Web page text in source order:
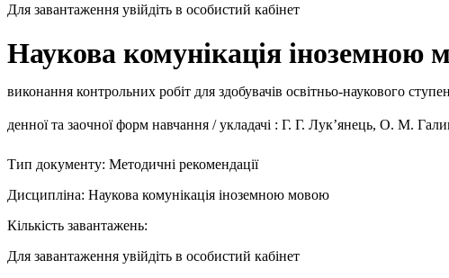
Для завантаження увійдіть в особистий кабінет
Наукова комунікація іноземною
виконання контрольних робіт для здобувачів освітньо-наукового
денної та заочної форм навчання / укладачі : Г. Г. Лук’янець, О. М.
Тип документу: Методичні рекомендації
Дисципліна: Наукова комунікація іноземною мовою
Кількість завантажень:
Для завантаження увійдіть в особистий кабінет